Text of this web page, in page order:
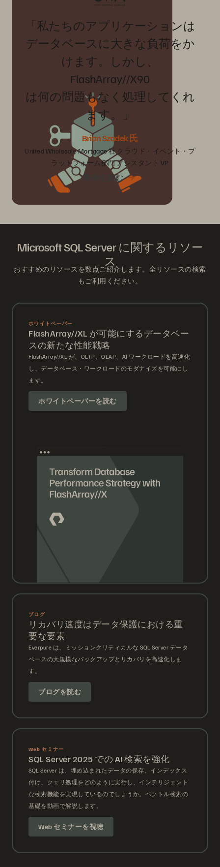
「私たちのアプリケーションは
データベースに大きな負荷をか
けます。しかし、
FlashArray//X90
は何の問題もなく処理してくれ
ます。」
Brian Szadek 氏
United Wholesale Mortgage 社 クラウド・イベント・プ
ラットフォーム部門 アシスタント VP
事例を読む
Microsoft SQL Server に関するリソー
ス
おすすめのリソースを数点ご紹介します。全リソースの検索
もご利用ください。
ホワイトペーパー
FlashArray//XL が可能にするデータベー
スの新たな性能戦略
FlashArray//XL が、OLTP、OLAP、AI ワークロードを高速化
し、データベース・ワークロードのモダナイズを可能にし
ます。
ホワイトペーパーを読む
ブログ
リカバリ速度はデータ保護における重
要な要素
Everpure は、ミッションクリティカルな SQL Server データ
ベースの大規模なバックアップとリカバリを高速化しま
す。
ブログを読む
Web セミナー
SQL Server 2025 での AI 検索を強化
SQL Server は、埋め込まれたデータの保存、インデックス
付け、クエリ処理をどのように実行し、インテリジェント
な検索機能を実現しているのでしょうか。ベクトル検索の
基礎を動画で解説します。
Web セミナーを視聴